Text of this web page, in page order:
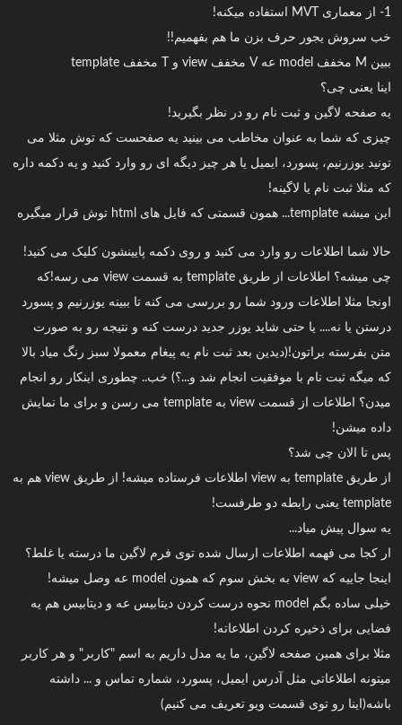
1- از معماری MVT استفاده میکنه!
خب سروش یجور حرف بزن ما هم بفهمیم!!
ببین M مخفف model عه V مخفف view و T مخفف template
اینا یعنی چی؟
یه صفحه لاگین و ثبت نام رو در نظر بگیرید!
چیزی که شما به عنوان مخاطب می بینید یه صفحست که توش مثلا می
تونید یوزرنیم، پسورد، ایمیل یا هر چیز دیگه ای رو وارد کنید و یه دکمه داره
که مثلا ثبت نام یا لاگینه!
این میشه template... همون قسمتی که فایل های html توش قرار میگیره
حالا شما اطلاعات رو وارد می کنید و روی دکمه پایینشون کلیک می کنید!
چی میشه؟ اطلاعات از طریق template به قسمت view می رسه!که
اونجا مثلا اطلاعات ورود شما رو بررسی می کنه تا ببینه یوزرنیم و پسورد
درستن یا نه.... یا حتی شاید یوزر جدید درست کنه و نتیجه رو به صورت
متن بفرسته براتون!(دیدین بعد ثبت نام یه پیغام معمولا سبز رنگ میاد بالا
که میگه ثبت نام با موفقیت انجام شد و...؟) خب.. چطوری اینکار رو انجام
میدن؟ اطلاعات از قسمت view به template می رسن و برای ما نمایش
داده میشن!
پس تا الان چی شد؟
از طریق template به view اطلاعات فرستاده میشه! از طریق view هم به
template یعنی رابطه دو طرفست!
یه سوال پیش میاد...
ار کجا می فهمه اطلاعات ارسال شده توی فرم لاگین ما درسته یا غلط؟
اینجا جاییه که view به بخش سوم که همون model عه وصل میشه!
خیلی ساده بگم model نحوه درست کردن دیتابیس عه و دیتابیس هم یه
فضایی برای ذخیره کردن اطلاعاته!
مثلا برای همین صفحه لاگین، ما یه مدل داریم به اسم "کاربر" و هر کاربر
میتونه اطلاعاتی مثل آدرس ایمیل، پسورد، شماره تماس و ... داشته
باشه(اینا رو توی قسمت ویو تعریف می کنیم)